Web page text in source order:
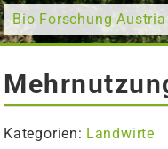
Bio Forschung Austria
Kategorien: Landwirte